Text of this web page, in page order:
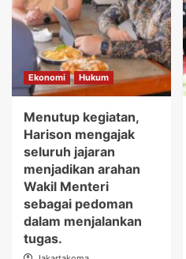
Ekonomi Hukum
Menutup kegiatan,
Harison mengajak
seluruh jajaran
menjadikan arahan
Wakil Menteri
sebagai pedoman
dalam menjalankan
tugas.